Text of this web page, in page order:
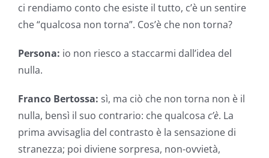
ci rendiamo conto che esiste il tutto, c’è un sentire
che “qualcosa non torna”. Cos’è che non torna?
Persona: io non riesco a staccarmi dall’idea del
nulla.
Franco Bertossa: sì, ma ciò che non torna non è il
nulla, bensì il suo contrario: che qualcosa c’è. La
prima avvisaglia del contrasto è la sensazione di
stranezza; poi diviene sorpresa, non-ovvietà,